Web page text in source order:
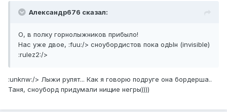
Александр676 сказал:
О, в полку горнолыжников прибыло!
Нас уже двое, :fuu:/> сноубордистов пока одЫн (invisible)
:rulez2:/>
:unknw:/> Лыжи рулят... Как я говорю подруге она бордерша..
Таня, сноуборд придумали нищие негры))))